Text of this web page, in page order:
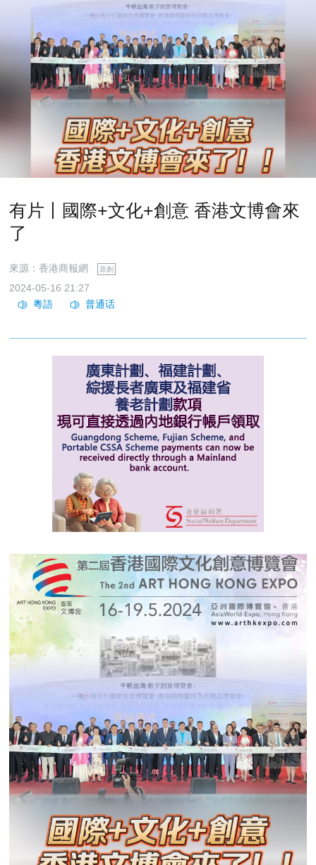
有片丨國際+文化+創意 香港文博會來
了
來源：香港商報網 原創
2024-05-16 21:27